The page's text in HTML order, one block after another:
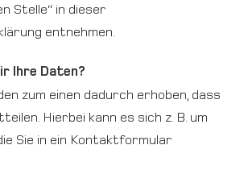
Stelle“ in dieser
entnehmen.
Ihre Daten?
zum einen dadurch erhoben, dass
Hierbei kann es sich z. B. um
Sie in ein Kontaktformular